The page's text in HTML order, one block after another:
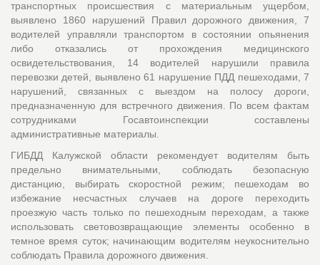
транспортных происшествия с материальным ущербом,
выявлено 1860 нарушений Правил дорожного движения, 7
водителей управляли транспортом в состоянии опьянения
либо отказались от прохождения медицинского
освидетельствования, 14 водителей нарушили правила
перевозки детей, выявлено 61 нарушение ПДД пешеходами, 7
нарушений, связанных с выездом на полосу дороги,
предназначенную для встречного движения. По всем фактам
сотрудниками Госавтоинспекции составлены
административные материалы.
ГИБДД Калужской области рекомендует водителям быть
предельно внимательными, соблюдать безопасную
дистанцию, выбирать скоростной режим; пешеходам во
избежание несчастных случаев на дороге переходить
проезжую часть только по пешеходным переходам, а также
использовать световозвращающие элементы особенно в
темное время суток; начинающим водителям неукоснительно
соблюдать Правила дорожного движения.